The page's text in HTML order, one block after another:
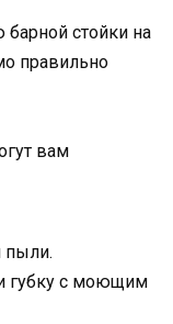
стойки на
правильно
вам
пыли.
губку с моющим